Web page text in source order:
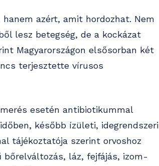
azért, amit hordozhat. Nem
lesz betegség, de a kockázat
Magyarországon elsősorban két
terjesztette vírusos
esetén antibiotikummal
később ízületi, idegrendszeri
tájékoztatója szerint orvoshoz
láz, fejfájás, izom-